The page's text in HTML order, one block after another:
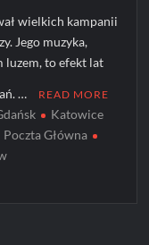
wielkich kampanii
Jego muzyka,
luzem, to efekt lat
… READ MORE
Katowice
Poczta Główna